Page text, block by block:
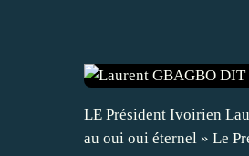
LE Président Ivoirien
au oui oui éternel » Le